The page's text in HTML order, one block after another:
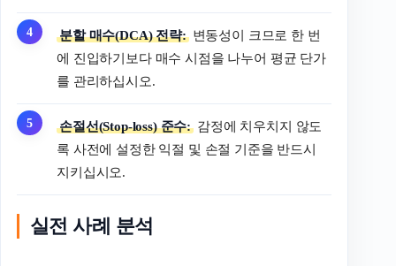
분할 매수(DCA) 전략:변동성이 크므로 한 번
에 진입하기보다 매수 시점을 나누어 평균 단가
를 관리하십시오.
손절선(Stop-loss) 준수: 감정에 치우치지 않도
록 사전에 설정한 익절 및 손절 기준을 반드시
지키십시오.
실전 사례 분석